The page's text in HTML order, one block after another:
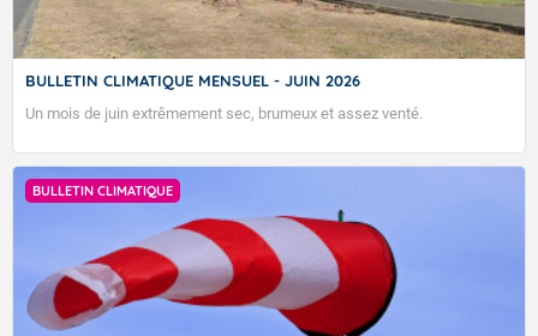
BULLETIN CLIMATIQUE MENSUEL - JUIN 2026
Un mois de juin extrêmement sec, brumeux et assez venté.
BULLETIN CLIMATIQUE